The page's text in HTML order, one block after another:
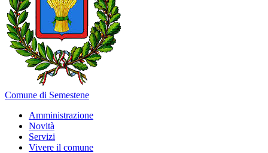
Comune di Semestene
Amministrazione
Novità
Servizi
Vivere il comune